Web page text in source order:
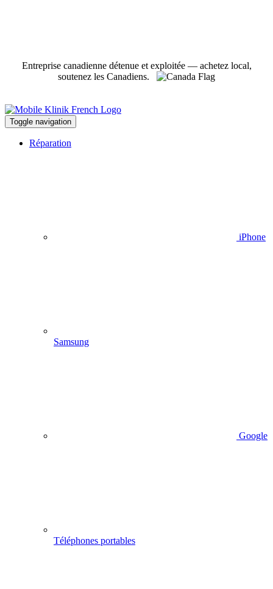
Entreprise canadienne détenue et exploitée — achetez local,
soutenez les Canadiens.
Toggle navigation
Réparation
iPhone
Samsung
Google
Téléphones portables